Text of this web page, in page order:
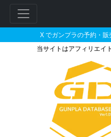
X でガンプラの予約・
当サイトはアフィリエイ
ロトのガンプラ